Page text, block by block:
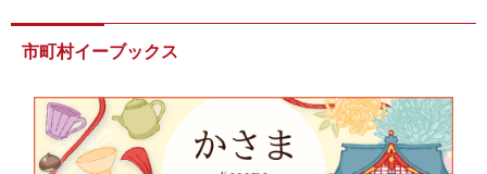
市町村イーブックス